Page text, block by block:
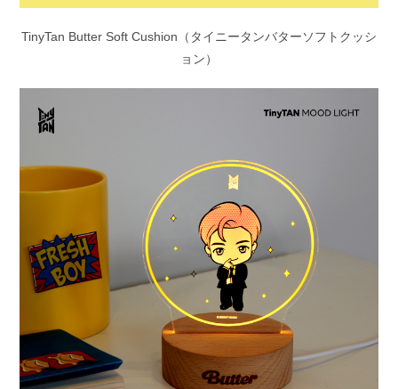
TinyTan Butter Soft Cushion（タイニータンバターソフトクッシ
ョン）